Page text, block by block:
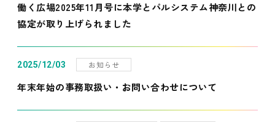
働く広場2025年11月号に本学とパルシステム神奈川との
協定が取り上げられました
2025/12/03 お知らせ
年末年始の事務取扱い・お問い合わせについて